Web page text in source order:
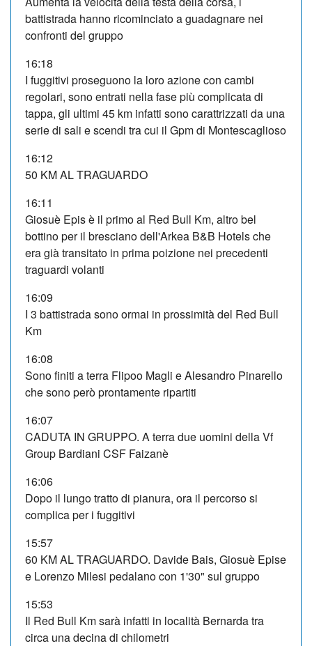
battistrada hanno ricominciato a guadagnare nei
confronti del gruppo
16:18
I fuggitivi proseguono la loro azione con cambi
regolari, sono entrati nella fase più complicata di
tappa, gli ultimi 45 km infatti sono carattrizzati da una
serie di sali e scendi tra cui il Gpm di Montescaglioso
16:12
50 KM AL TRAGUARDO
16:11
Giosuè Epis è il primo al Red Bull Km, altro bel
bottino per il bresciano dell'Arkea B&B Hotels che
era già transitato in prima poizione nei precedenti
traguardi volanti
16:09
I 3 battistrada sono ormai in prossimità del Red Bull
Km
16:08
Sono finiti a terra Flipoo Magli e Alesandro Pinarello
che sono però prontamente ripartiti
16:07
CADUTA IN GRUPPO. A terra due uomini della Vf
Group Bardiani CSF Faizanè
16:06
Dopo il lungo tratto di pianura, ora il percorso si
complica per i fuggitivi
15:57
60 KM AL TRAGUARDO. Davide Bais, Giosuè Epise
e Lorenzo Milesi pedalano con 1'30" sul gruppo
15:53
Il Red Bull Km sarà infatti in località Bernarda tra
circa una decina di chilometri